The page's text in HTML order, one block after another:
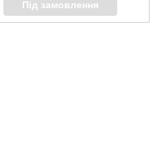
Під замовлення